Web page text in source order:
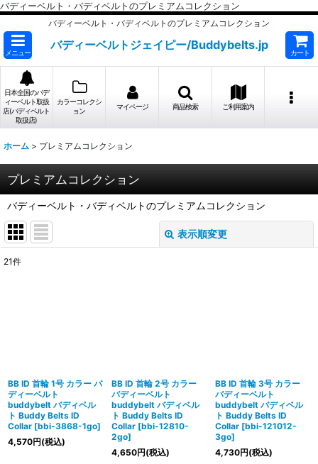
バディーベルト・バディベルトのプレミアムコレクション
バディーベルト・バディベルトのプレミアムコレクション
メニュー
バディーベルトジェイピー/Buddybelts.jp
カート
日本全国のバデ
ィーベルト取扱
店(バディベルト
取扱店)
カラーコレクシ
ョン
マイページ 商品検索 ご利用案内
ホーム > プレミアムコレクション
プレミアムコレクション
バディーベルト・バディベルトのプレミアムコレクション
表示順変更
21件
BB ID 首輪 1号 カラー バ
ディーベルト
buddybelt バディベル
ト Buddy Belts ID
Collar [bbi-3868-1go]
4,570円(税込)
BB ID 首輪 2号 カラー
バディーベルト
buddybelt バディベル
ト Buddy Belts ID
Collar [bbi-12810-
2go]
4,650円(税込)
BB ID 首輪 3号 カラー
バディーベルト
buddybelt バディベル
ト Buddy Belts ID
Collar [bbi-121012-
3go]
4,730円(税込)